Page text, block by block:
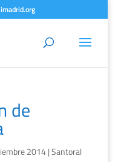
de
2014|Santoral